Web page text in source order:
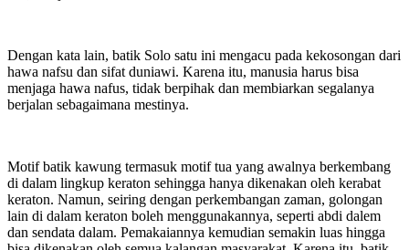
Dengan kata lain, batik Solo satu ini mengacu pada kekosongan dari
hawa nafsu dan sifat duniawi. Karena itu, manusia harus bisa
menjaga hawa nafus, tidak berpihak dan membiarkan segalanya
berjalan sebagaimana mestinya.
Motif batik kawung termasuk motif tua yang awalnya berkembang
di dalam lingkup keraton sehingga hanya dikenakan oleh kerabat
keraton. Namun, seiring dengan perkembangan zaman, golongan
lain di dalam keraton boleh menggunakannya, seperti abdi dalem
dan sendata dalam. Pemakaiannya kemudian semakin luas hingga